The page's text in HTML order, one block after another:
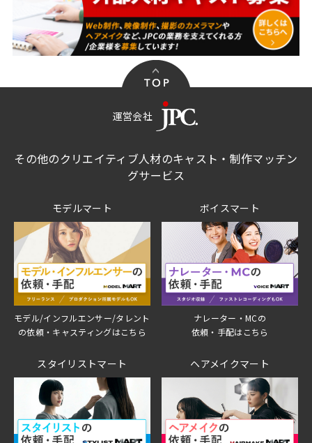
運営会社
その他のクリエイティブ人材のキャスト・制作マッチン
グサービス
モデルマート
モデル/インフルエンサー/タレント
の依頼・キャスティングはこちら
ボイスマート
ナレーター・MCの
依頼・手配はこちら
スタイリストマート ヘアメイクマート